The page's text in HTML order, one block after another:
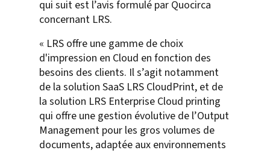
qui suit est l’avis formulé par Quocirca
concernant LRS.
« LRS offre une gamme de choix
d'impression en Cloud en fonction des
besoins des clients. Il s’agit notamment
de la solution SaaS LRS CloudPrint, et de
la solution LRS Enterprise Cloud printing
qui offre une gestion évolutive de l’Output
Management pour les gros volumes de
documents, adaptée aux environnements